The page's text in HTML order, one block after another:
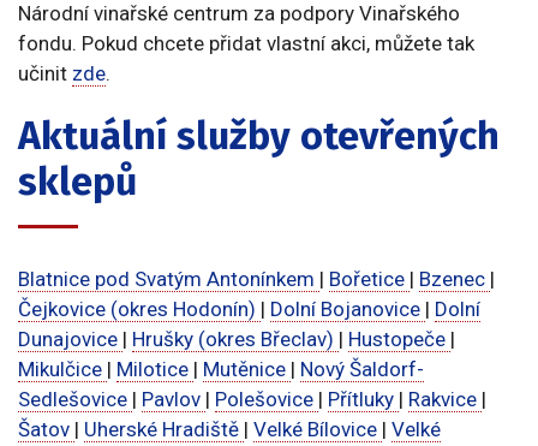
Národní vinařské centrum za podpory Vinařského
fondu. Pokud chcete přidat vlastní akci, můžete tak
učinit zde.
Aktuální služby otevřených
sklepů
Blatnice pod Svatým Antonínkem | Bořetice | Bzenec |
Čejkovice (okres Hodonín) | Dolní Bojanovice | Dolní
Dunajovice | Hrušky (okres Břeclav) | Hustopeče |
Mikulčice | Milotice | Mutěnice | Nový Šaldorf-
Sedlešovice | Pavlov | Polešovice | Přítluky | Rakvice |
Šatov | Uherské Hradiště | Velké Bílovice | Velké